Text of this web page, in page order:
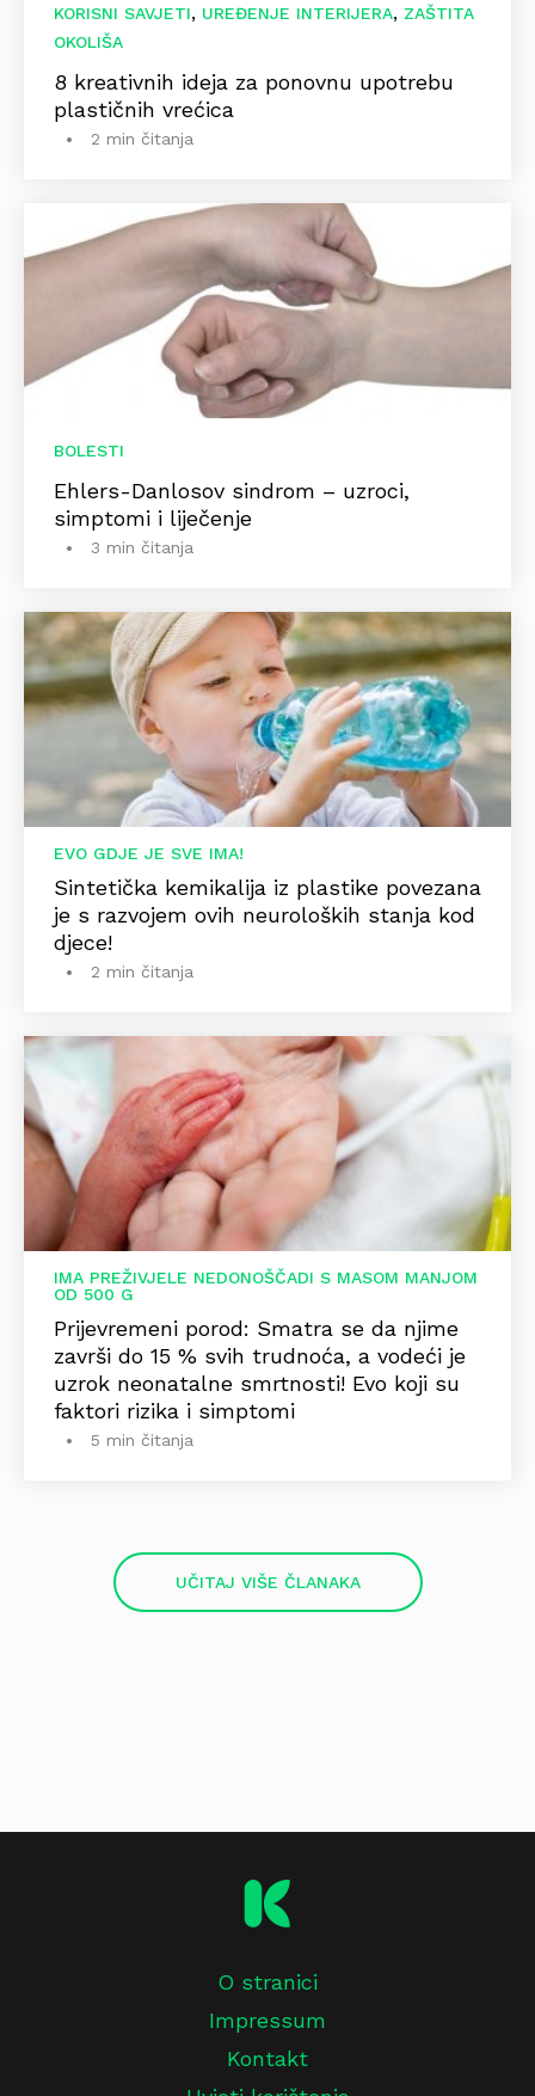
KORISNI SAVJETI, UREĐENJE INTERIJERA, ZAŠTITA
OKOLIŠA
8 kreativnih ideja za ponovnu upotrebu
plastičnih vrećica
2 min čitanja
BOLESTI
Ehlers-Danlosov sindrom – uzroci,
simptomi i liječenje
3 min čitanja
EVO GDJE JE SVE IMA!
Sintetička kemikalija iz plastike povezana
je s razvojem ovih neuroloških stanja kod
djece!
2 min čitanja
IMA PREŽIVJELE NEDONOŠČADI S MASOM MANJOM
OD 500 G
Prijevremeni porod: Smatra se da njime
završi do 15 % svih trudnoća, a vodeći je
uzrok neonatalne smrtnosti! Evo koji su
faktori rizika i simptomi
5 min čitanja
UČITAJ VIŠE ČLANAKA
O stranici
Impressum
Kontakt